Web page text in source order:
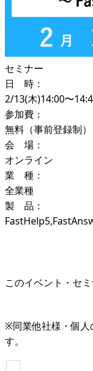
セミナー
日 時：
2/13(木)14:00〜
参加費：
無料（事前登録制）
会 場：
オンライン
業 種：
全業種
製 品：
このイベント・セ
※同業他社様・個人
す。